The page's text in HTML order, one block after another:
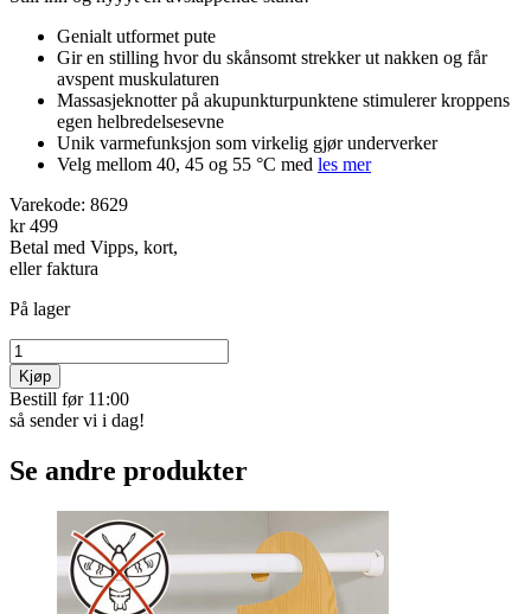
Genialt utformet pute
Gir en stilling hvor du skånsomt strekker ut nakken og får
avspent muskulaturen
Massasjeknotter på akupunkturpunktene stimulerer kroppens
egen helbredelsesevne
Unik varmefunksjon som virkelig gjør underverker
Velg mellom 40, 45 og 55 °C med les mer
Varekode: 8629
kr 499
Betal med Vipps, kort,
eller faktura
På lager
Kjøp
Bestill før 11:00
så sender vi i dag!
Se andre produkter